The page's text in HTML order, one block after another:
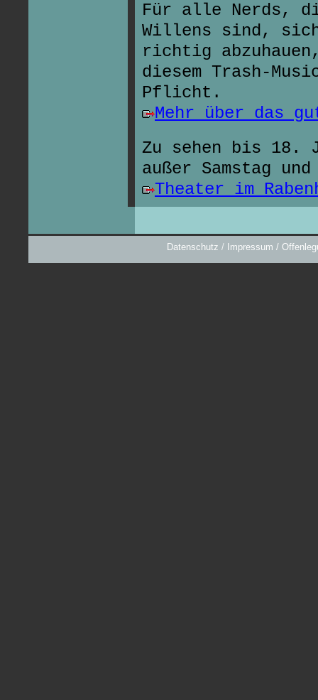
Für alle Nerds,
Willens sind,
richtig
diesem Trash-
Pflicht.
Mehr über das
Zu sehen bis 18.
außer Samstag
Theater im
Datenschutz / Impressum /